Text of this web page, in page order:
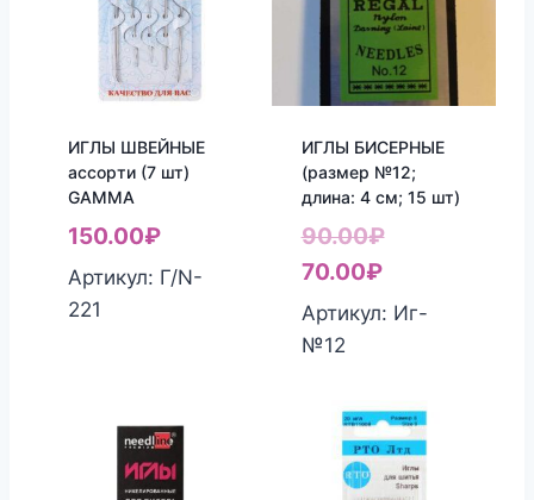
ИГЛЫ ШВЕЙНЫЕ
ассорти (7 шт)
GAMMA
150.00₽
Артикул: Г/N-
221
ИГЛЫ БИСЕРНЫЕ
(размер №12;
длина: 4 см; 15 шт)
90.00₽
составляла
70.00₽Текущая
цена:
Артикул: Иг-
№12